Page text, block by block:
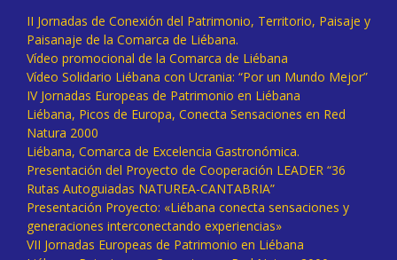
II Jornadas de Conexión del Patrimonio, Territorio, Paisaje y
Paisanaje de la Comarca de Liébana.
Vídeo promocional de la Comarca de Liébana
Vídeo Solidario Liébana con Ucrania: “Por un Mundo Mejor”
IV Jornadas Europeas de Patrimonio en Liébana
Liébana, Picos de Europa, Conecta Sensaciones en Red
Natura 2000
Liébana, Comarca de Excelencia Gastronómica.
Presentación del Proyecto de Cooperación LEADER “36
Rutas Autoguiadas NATUREA-CANTABRIA”
Presentación Proyecto: «Liébana conecta sensaciones y
generaciones interconectando experiencias»
VII Jornadas Europeas de Patrimonio en Liébana